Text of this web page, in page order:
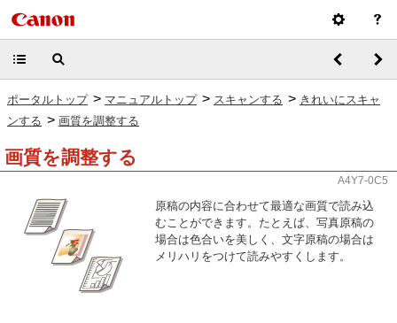
ポータルトップ > マニュアルトップ > スキャンする > きれいにスキャ
ンする > 画質を調整する
画質を調整する
A4Y7-0C5
原稿の内容に合わせて最適な画質で読み込
むことができます。たとえば、写真原稿の
場合は色合いを美しく、文字原稿の場合は
メリハリをつけて読みやすくします。